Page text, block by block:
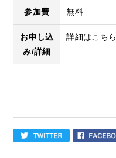
参加費 無料
お申し込
み/詳細
詳細はこちら